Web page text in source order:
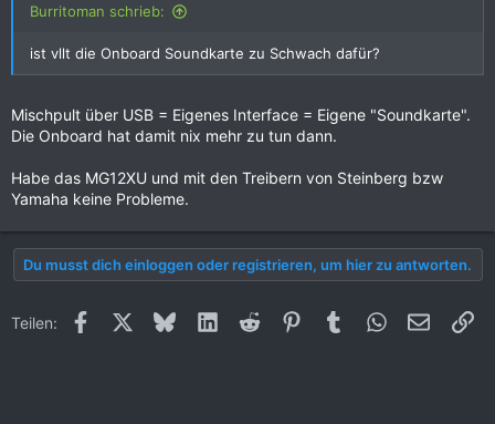
Burritoman schrieb:
ist vllt die Onboard Soundkarte zu Schwach dafür?
Mischpult über USB = Eigenes Interface = Eigene "Soundkarte".
Die Onboard hat damit nix mehr zu tun dann.
Habe das MG12XU und mit den Treibern von Steinberg bzw
Yamaha keine Probleme.
Du musst dich einloggen oder registrieren, um hier zu antworten.
Teilen: FacebookX (Twitter)
BlueskyLinkedInReddit PinterestTumblrWhatsApp
E-Mail